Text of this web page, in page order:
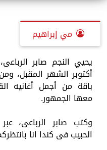
مي إبراهيم
أكتوبر الشهر المقبل،
باقة من أجمل أغانيه
معها الجمهور.
وكتب صابر الرباعى،
الحبيب فى كندا انا بانتظركم يوم 8